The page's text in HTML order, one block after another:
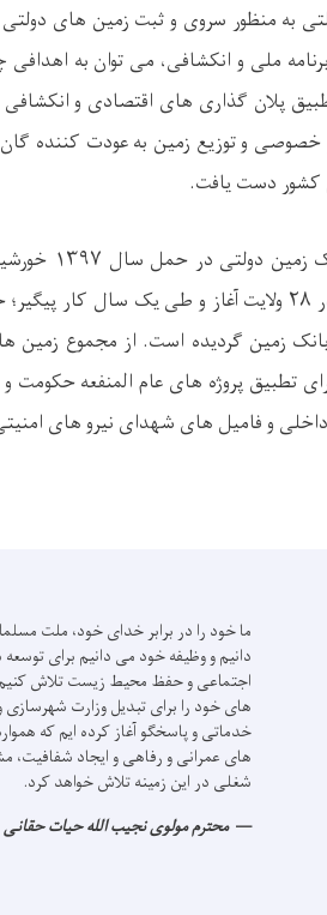
به منظور سروی و ثبت زمین های
ملی و انکشافی، می توان به
پلان گذاری های اقتصادی و انکشافی
و توزیع زمین به عودت کننده
کشور دست یافت.
عالی ریاست ج.ا.ا. در ۲۸ ولایت آغاز و طی یک
و فامیل های شهدای نیرو های
ما خود را در برابر خدای خود، ملت
دانیم و وظیفه خود می دانیم برای
اجتماعی و حفظ محیط زیست تلاش
های خود را برای تبدیل وزارت شهرسازی
خدماتی و پاسخگو آغاز کرده ایم که
های عمرانی و رفاهی و ایجاد
شغلی در این زمینه تلاش خواهد کرد.
محترم مولوی نجیب الله حیات حقانی